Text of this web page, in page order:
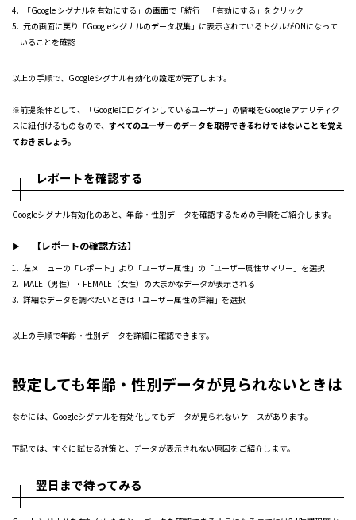
「Google シグナルを有効にする」の画面で「続行」「有効にする」をクリック
元の画面に戻り「Googleシグナルのデータ収集」に表示されているトグルがONになって
いることを確認
以上の手順で、Googleシグナル有効化の設定が完了します。
※前提条件として、「Googleにログインしているユーザー」の情報をGoogle アナリティク
スに紐付けるものなので、すべてのユーザーのデータを取得できるわけではないことを覚え
ておきましょう。
レポートを確認する
Googleシグナル有効化のあと、年齢・性別データを確認するための手順をご紹介します。
【レポートの確認方法】
左メニューの「レポート」より「ユーザー属性」の「ユーザー属性サマリー」を選択
MALE（男性）・FEMALE（女性）の大まかなデータが表示される
詳細なデータを調べたいときは「ユーザー属性の詳細」を選択
以上の手順で年齢・性別データを詳細に確認できます。
設定しても年齢・性別データが見られないときは
なかには、Googleシグナルを有効化してもデータが見られないケースがあります。
下記では、すぐに試せる対策と、データが表示されない原因をご紹介します。
翌日まで待ってみる